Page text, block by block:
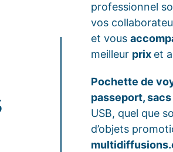
professionnel
vos
et vous
meilleur prix et
Pochette de
passeport,
USB, quel que
d’objets